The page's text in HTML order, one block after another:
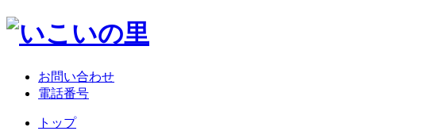
お問い合わせ
電話番号
トップ